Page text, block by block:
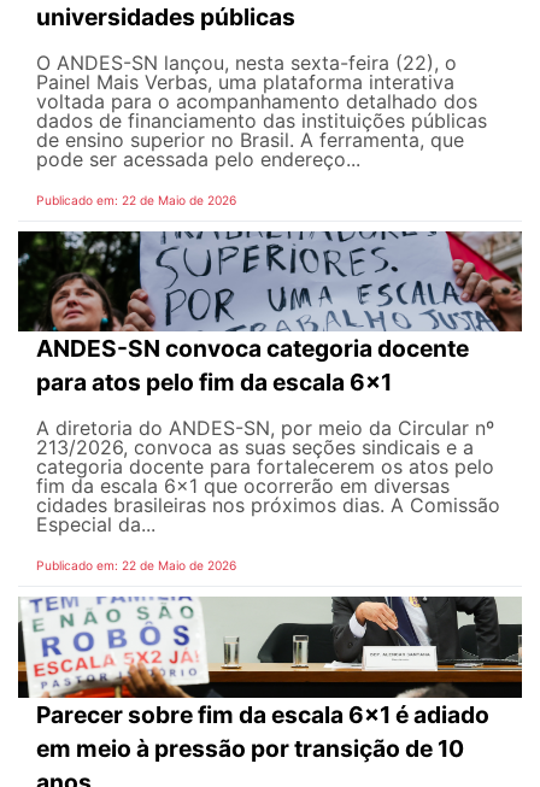
universidades públicas
O ANDES-SN lançou, nesta sexta-feira (22), o
Painel Mais Verbas, uma plataforma interativa
voltada para o acompanhamento detalhado dos
dados de financiamento das instituições públicas
de ensino superior no Brasil. A ferramenta, que
pode ser acessada pelo endereço...
Publicado em: 22 de Maio de 2026
ANDES-SN convoca categoria docente
para atos pelo fim da escala 6x1
A diretoria do ANDES-SN, por meio da Circular nº
213/2026, convoca as suas seções sindicais e a
categoria docente para fortalecerem os atos pelo
fim da escala 6x1 que ocorrerão em diversas
cidades brasileiras nos próximos dias. A Comissão
Especial da...
Publicado em: 22 de Maio de 2026
Parecer sobre fim da escala 6x1 é adiado
em meio à pressão por transição de 10